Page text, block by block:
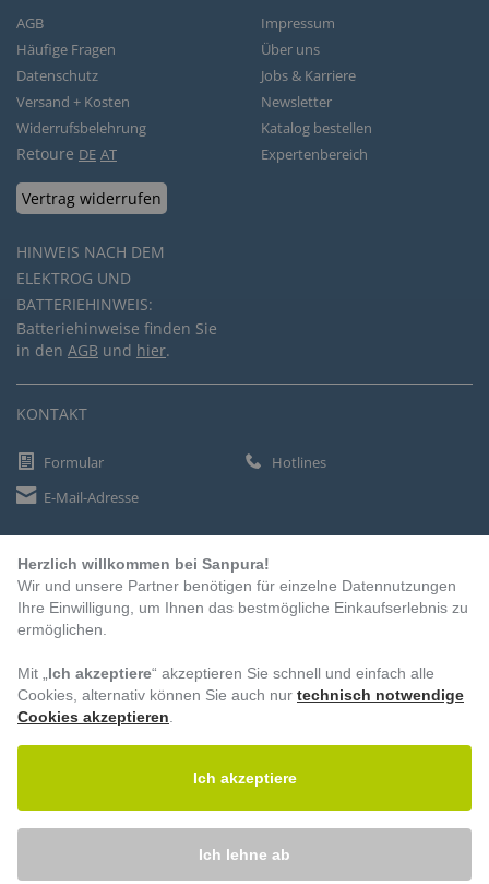
AGB
Häufige Fragen
Datenschutz
Versand + Kosten
Widerrufsbelehrung
Retoure DE AT
Vertrag widerrufen
HINWEIS NACH DEM
ELEKTROG UND
BATTERIEHINWEIS:
Batteriehinweise finden Sie
in den AGB und hier.
Impressum
Über uns
Jobs & Karriere
Newsletter
Katalog bestellen
Expertenbereich
KONTAKT
Formular
Hotlines
E-Mail-Adresse
ZAHLUNGSARTEN
Vorkasse
BESUCHEN SIE UNS
Herzlich willkommen bei Sanpura!
Wir und unsere Partner benötigen für einzelne Datennutzungen
Ihre Einwilligung, um Ihnen das bestmögliche Einkaufserlebnis zu
ermöglichen.
Mit „ Ich akzeptiere“ akzeptieren Sie schnell und einfach alle
Cookies, alternativ können Sie auch nur technisch notwendige
Cookies akzeptieren
Ich akzeptiere
Ich lehne ab